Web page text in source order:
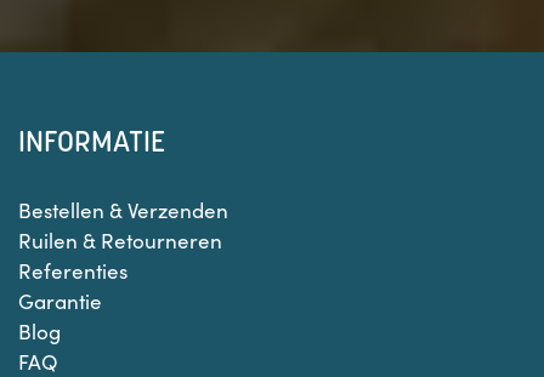
INFORMATIE
Bestellen & Verzenden
Ruilen & Retourneren
Referenties
Garantie
Blog
FAQ